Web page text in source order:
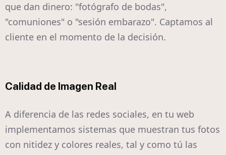
que dan dinero: "fotógrafo de bodas",
"comuniones" o "sesión embarazo". Captamos al
cliente en el momento de la decisión.
Calidad de Imagen Real
A diferencia de las redes sociales, en tu web
implementamos sistemas que muestran tus fotos
con nitidez y colores reales, tal y como tú las